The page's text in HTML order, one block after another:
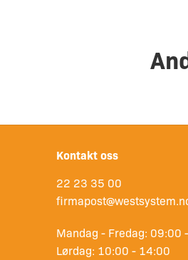
Kontakt oss
22 23 35 00
Mandag - Fredag: 09:00
Lørdag: 10:00 - 14:00